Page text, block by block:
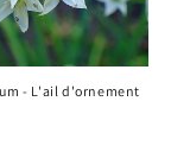
- L'ail d'ornement